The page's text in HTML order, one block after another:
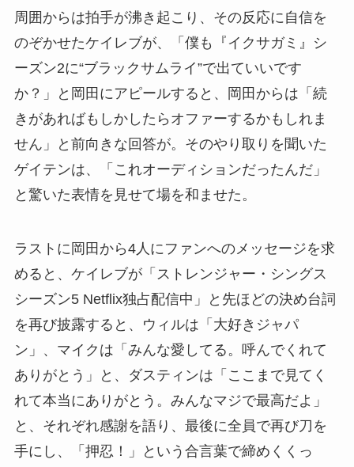
周囲からは拍手が沸き起こり、その反応に自信を
のぞかせたケイレブが、「僕も『イクサガミ』シ
ーズン2に“ブラックサムライ”で出ていいです
か？」と岡田にアピールすると、岡田からは「続
きがあればもしかしたらオファーするかもしれま
せん」と前向きな回答が。そのやり取りを聞いた
ゲイテンは、「これオーディションだったんだ」
と驚いた表情を見せて場を和ませた。
ラストに岡田から4人にファンへのメッセージを求
めると、ケイレブが「ストレンジャー・シングス
シーズン5 Netflix独占配信中」と先ほどの決め台詞
を再び披露すると、ウィルは「大好きジャパ
ン」、マイクは「みんな愛してる。呼んでくれて
ありがとう」と、ダスティンは「ここまで見てく
れて本当にありがとう。みんなマジで最高だよ」
と、それぞれ感謝を語り、最後に全員で再び刀を
手にし、「押忍！」という合言葉で締めくくっ